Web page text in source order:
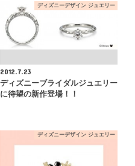
ディズニーデザイン ジュエリー
2012.7.23
ディズニーブライダルジュエリー
に待望の新作登場！！
ディズニーデザイン ジュエリー